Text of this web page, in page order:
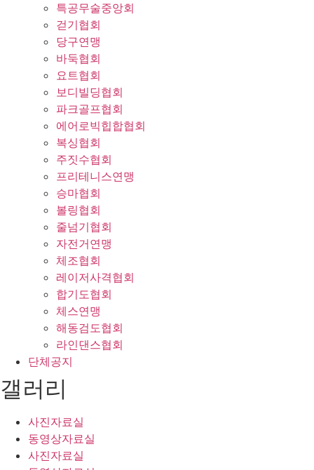
특공무술중앙회
걷기협회
당구연맹
바둑협회
요트협회
보디빌딩협회
파크골프협회
에어로빅힙합협회
복싱협회
주짓수협회
프리테니스연맹
승마협회
볼링협회
줄넘기협회
자전거연맹
체조협회
레이저사격협회
합기도협회
체스연맹
해동검도협회
라인댄스협회
단체공지
갤러리
사진자료실
동영상자료실
사진자료실